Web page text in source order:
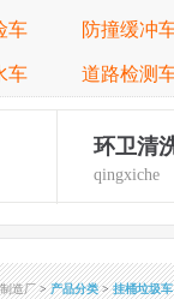
车 防撞缓冲
车 道路检测
环卫清
qingxiche
造厂>产品分类>挂桶垃圾车